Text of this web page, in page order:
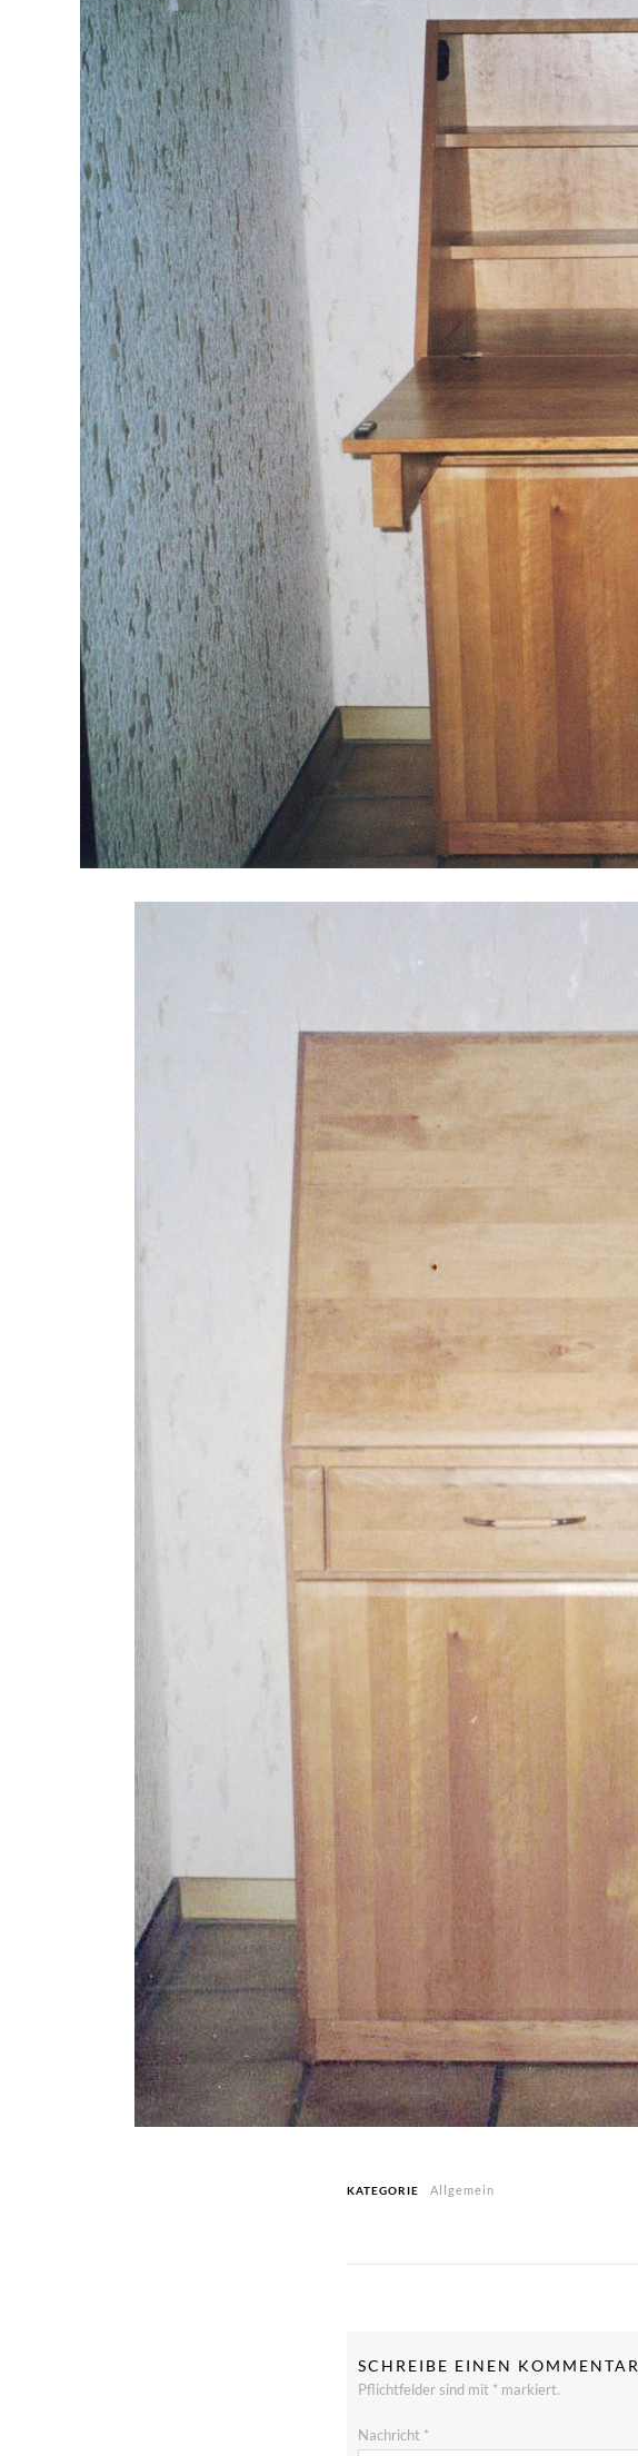
KATEGORIE Allgemein
SCHREIBE EINEN KOMMENTAR
Pflichtfelder sind mit * markiert.
Nachricht *